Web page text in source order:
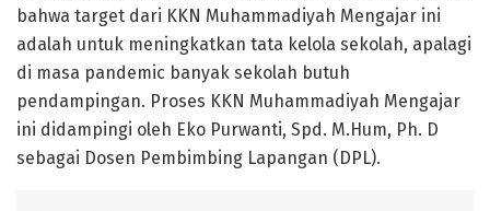
bahwa target dari KKN Muhammadiyah Mengajar ini
adalah untuk meningkatkan tata kelola sekolah, apalagi
di masa pandemic banyak sekolah butuh
pendampingan. Proses KKN Muhammadiyah Mengajar
ini didampingi oleh Eko Purwanti, Spd. M.Hum, Ph. D
sebagai Dosen Pembimbing Lapangan (DPL).